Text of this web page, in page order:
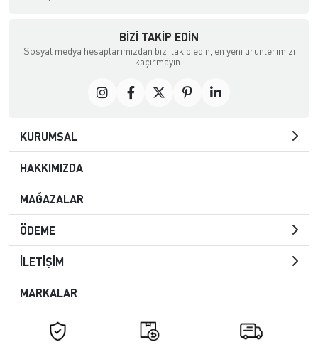
BIZI TAKIP EDIN
Sosyal medya hesaplarımızdan bizi takip edin, en yeni ürünlerimizi
kaçırmayın!
KURUMSAL
HAKKIMIZDA
MAĞAZALAR
ÖDEME
İLETİŞİM
MARKALAR